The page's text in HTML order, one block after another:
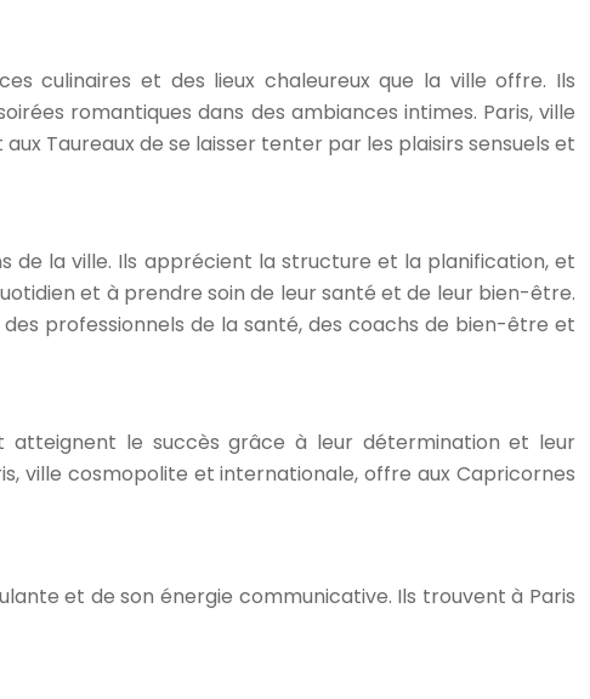
culinaires et des lieux chaleureux que la ville offre. Ils
romantiques dans des ambiances intimes. Paris, ville
Taureaux de se laisser tenter par les plaisirs sensuels et
de la ville. Ils apprécient la structure et la planification, et
et à prendre soin de leur santé et de leur bien-être.
professionnels de la santé, des coachs de bien-être et
atteignent le succès grâce à leur détermination et leur
ville cosmopolite et internationale, offre aux Capricornes
et de son énergie communicative. Ils trouvent à Paris